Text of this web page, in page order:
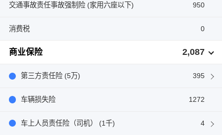
交通事故责任事故强制险 (家用六座以下) 950
消费税 0
商业保险 2,087
第三方责任险 (5万) 395
车辆损失险 1272
车上人员责任险（司机） (1千) 4